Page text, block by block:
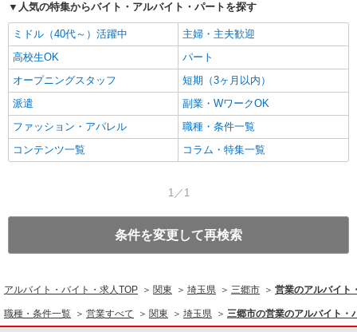
人気の特集からバイト・アルバイト・パートを探す
ミドル（40代～）活躍中
主婦・主夫歓迎
高校生OK
パート
オープニングスタッフ
短期（3ヶ月以内）
派遣
副業・WワークOK
ファッション・アパレル
職種・条件一覧
コンテンツ一覧
コラム・特集一覧
1／1
条件を変更して再検索
アルバイト・バイト・求人TOP 関東 埼玉県 三郷市 営業のアルバイト
職種・条件一覧 営業すべて 関東 埼玉県 三郷市の営業のアルバイト・